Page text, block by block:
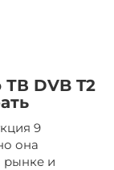
DVB T2
9
она
рынке и